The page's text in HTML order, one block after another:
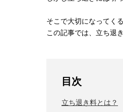
そこで大切になってく
この記事では、立ち退
目次
立ち退き料とは？